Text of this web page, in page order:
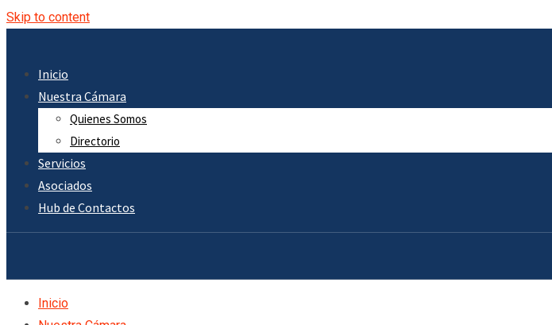
Skip to content
Inicio
Nuestra Cámara
Quienes Somos
Directorio
Servicios
Asociados
Hub de Contactos
Inicio